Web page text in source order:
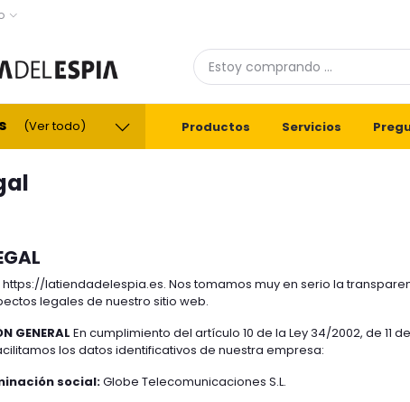
(Ver todo) Productos Servicios
https://latiendadelespia.es. Nos tomamos muy en serio la
legales de nuestro sitio web.
GENERAL En cumplimiento del artículo 10 de la Ley 34/2002, de
los datos identificativos de nuestra empresa:
social:Globe Telecomunicaciones S.L.